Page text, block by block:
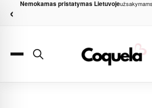
‹ Nemokamas pristatymas Lietuvojeužsakymams
Dovanos apsiperkantnuo 60 €